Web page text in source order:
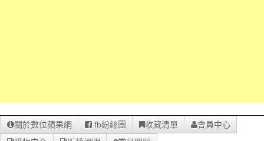
關於數位蘋果網 fb紛絲團 收藏清單
會員中心